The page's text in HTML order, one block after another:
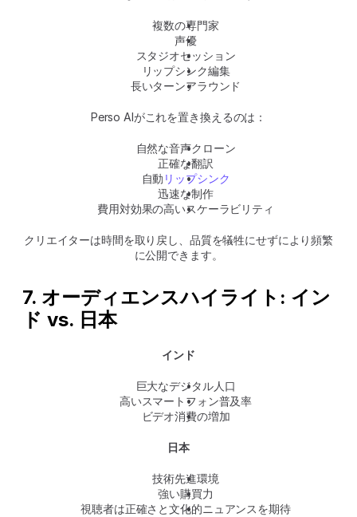
複数の専門家
声優
スタジオセッション
リップシンク編集
長いターンアラウンド
Perso AIがこれを置き換えるのは：
自然な音声クローン
正確な翻訳
自動 リップシンク
迅速な制作
費用対効果の高いスケーラビリティ
クリエイターは時間を取り戻し、品質を犠牲にせずにより頻繁
に公開できます。
7. オーディエンスハイライト: イン
ド vs. 日本
インド
巨大なデジタル人口
高いスマートフォン普及率
ビデオ消費の増加
日本
技術先進環境
強い購買力
視聴者は正確さと文化的ニュアンスを期待